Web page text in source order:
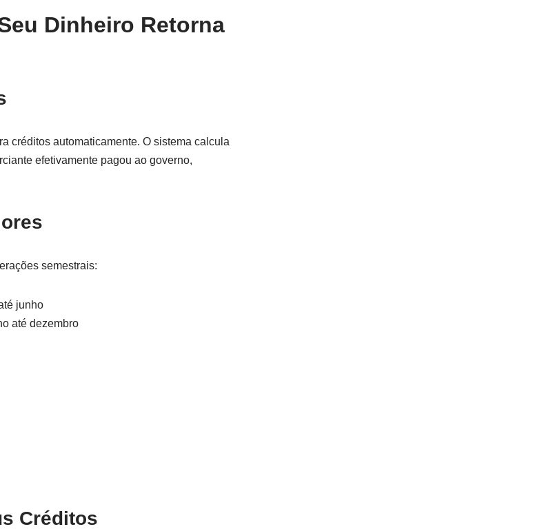
Dinheiro Retorna
créditos automaticamente. O sistema calcula
efetivamente pagou ao governo,
semestrais:
junho
até dezembro
Créditos